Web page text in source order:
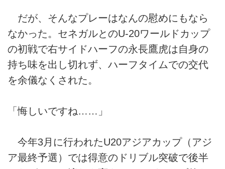
だが、そんなプレーはなんの慰めにもなら
なかった。セネガルとのU-20ワールドカップ
の初戦で右サイドハーフの永長鷹虎は自身の
持ち味を出し切れず、ハーフタイムでの交代
を余儀なくされた。
「悔しいですね……」
今年3月に行われたU20アジアカップ（アジ
ア最終予選）では得意のドリブル突破で後半